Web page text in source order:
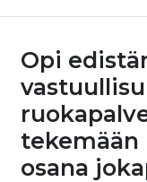
Opi
tekemään
osana